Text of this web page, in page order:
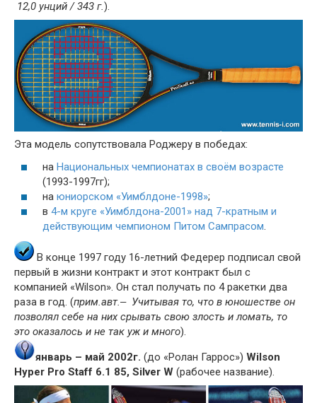
12,0 унций / 343 г.).
Эта модель сопутствовала Роджеру в победах:
на Национальных чемпионатах в своём возрасте
(1993-1997гг);
на юниорском «Уимблдоне-1998»;
в 4-м круге «Уимблдона-2001» над 7-кратным и
действующим чемпионом Питом Сампрасом.
В конце 1997 году 16-летний Федерер подписал свой
первый в жизни контракт и этот контракт был с
компанией «Wilson». Он стал получать по 4 ракетки два
раза в год. (прим.авт.‒ Учитывая то, что в юношестве он
позволял себе на них срывать свою злость и ломать, то
это оказалось и не так уж и много).
январь – май 2002г. (до «Ролан Гаррос») Wilson
Hyper Pro Staff 6.1 85, Silver W (рабочее название).